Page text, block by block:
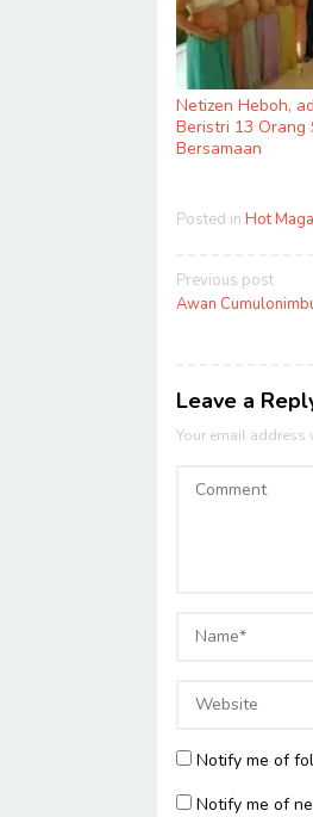
Netizen Heboh,
Beristri 13 Orang
Bersamaan
Posted in Hot
Post
navigation
Previous post
Awan
Leave a
Your email
Notify me of
Notify me of